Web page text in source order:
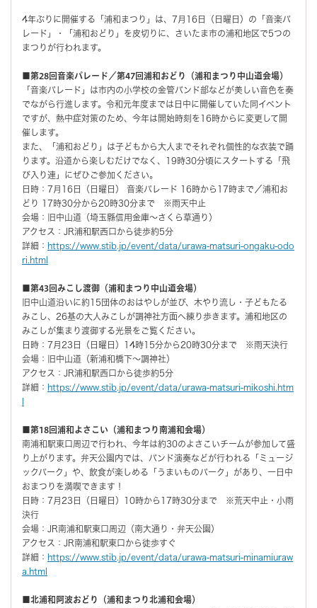
4年ぶりに開催する「浦和まつり」は、7月16日（日曜日）の「音楽パ
レード」・「浦和おどり」を皮切りに、さいたま市の浦和地区で5つの
まつりが行われます。
■第28回音楽パレード／第47回浦和おどり（浦和まつり中山道会場）
「音楽パレード」は市内の小学校の金管バンド部などが美しい音色を奏
でながら行進します。令和元年度までは日中に開催していた同イベント
ですが、熱中症対策のため、今年は開始時刻を16時からに変更して開
催します。
また、「浦和おどり」は子どもから大人までそれぞれ個性的な衣装で踊
ります。沿道から楽しむだけでなく、19時30分頃にスタートする「飛
び入り連」にぜひご参加ください。
日時：7月16日（日曜日） 音楽パレード 16時から17時まで／浦和お
どり 17時30分から20時30分まで ※雨天中止
会場：旧中山道（埼玉縣信用金庫〜さくら草通り）
アクセス：JR浦和駅西口から徒歩約5分
詳細： https://www.stib.jp/event/data/urawa-matsuri-ongaku-odo
ri.html
■第43回みこし渡御（浦和まつり中山道会場）
旧中山道沿いに約15団体のおはやしが並び、木やり流し・子どもたる
みこし、26基の大人みこしが調神社方面へ練り歩きます。浦和地区の
みこしが集まり渡御する光景をご覧ください。
日時：7月23日（日曜日）14時15分から20時30分まで ※雨天決行
会場：旧中山道（新浦和橋下〜調神社）
アクセス：JR浦和駅西口から徒歩約5分
詳細： https://www.stib.jp/event/data/urawa-matsuri-mikoshi.htm
■第18回浦和よさこい（浦和まつり南浦和会場）
南浦和駅東口周辺で行われ、今年は約30のよさこいチームが参加して盛
り上がります。弁天公園内では、バンド演奏などが行われる「ミュージ
ックパーク」や、飲食が楽しめる「うまいものパーク」があり、一日中
おまつりを満喫できます！
日時：7月23日（日曜日）10時から17時30分まで ※荒天中止・小雨
決行
会場：JR南浦和駅東口周辺（南大通り・弁天公園）
アクセス：JR南浦和駅東口から徒歩すぐ
詳細： https://www.stib.jp/event/data/urawa-matsuri-minamiuraw
a.html
■北浦和阿波おどり（浦和まつり北浦和会場）